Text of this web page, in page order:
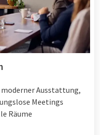
Ausstattung,
Meetings
Räume